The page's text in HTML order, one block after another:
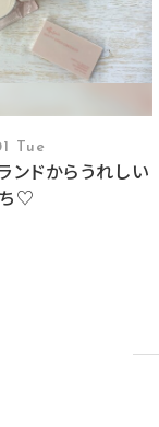
Tue
ンドからうれしい
♡